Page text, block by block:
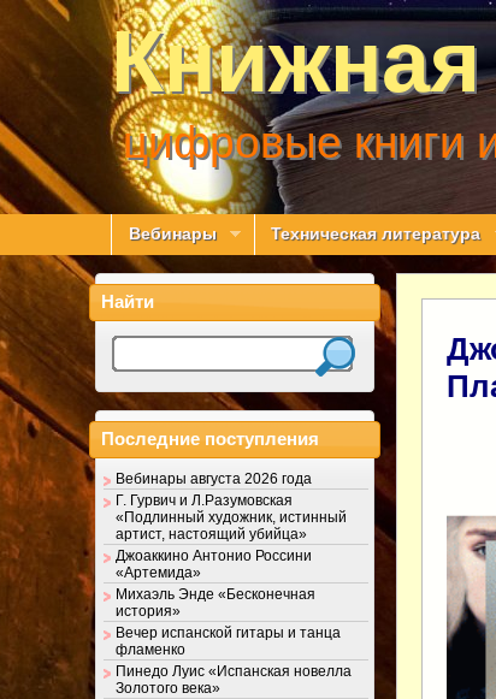
Книжная
цифровые книги
Вебинары Техническая литература
Найти
Последние поступления
Вебинары августа 2026 года
Г. Гурвич и Л.Разумовская
«Подлинный художник, истинный
артист, настоящий убийца»
Джоаккино Антонио Россини
«Артемида»
Михаэль Энде «Бесконечная
история»
Вечер испанской гитары и танца
фламенко
Пинедо Луис «Испанская новелла
Золотого века»